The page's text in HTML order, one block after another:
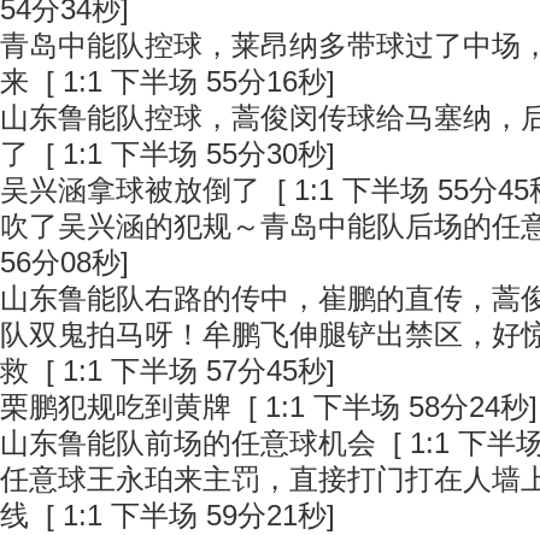
54分34秒]
青岛中能队控球，莱昂纳多带球过了中场
来 [ 1:1 下半场 55分16秒]
山东鲁能队控球，蒿俊闵传球给马塞纳，
了
[ 1:1 下半场 55分30秒]
吴兴涵拿球被放倒了
[ 1:1 下半场 55分45
吹了吴兴涵的犯规～青岛中能队后场的任
56分08秒]
山东鲁能队右路的传中，崔鹏的直传，蒿
队双鬼拍马呀！牟鹏飞伸腿铲出禁区，好
救 [ 1:1 下半场 57分45秒]
栗鹏犯规吃到黄牌 [ 1:1 下半场 58分24秒]
山东鲁能队前场的任意球机会 [ 1:1 下半
任意球王永珀来主罚，直接打门打在人墙
线 [ 1:1 下半场 59分21秒]